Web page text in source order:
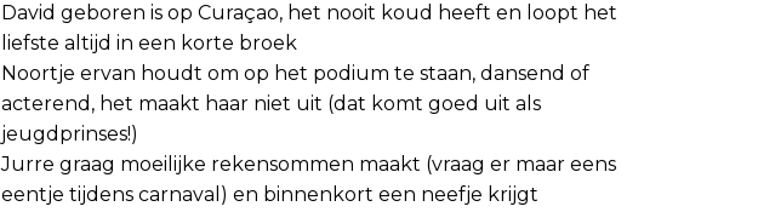
David geboren is op Curaçao, het nooit koud heeft en loopt het
liefste altijd in een korte broek
Noortje ervan houdt om op het podium te staan, dansend of
acterend, het maakt haar niet uit (dat komt goed uit als
jeugdprinses!)
Jurre graag moeilijke rekensommen maakt (vraag er maar eens
eentje tijdens carnaval) en binnenkort een neefje krijgt